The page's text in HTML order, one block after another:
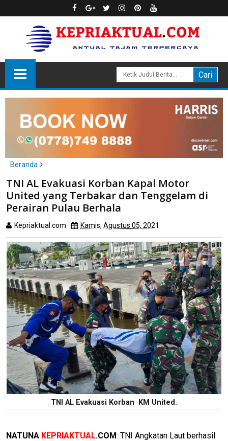
Beranda
TNI AL Evakuasi Korban Kapal Motor United yang Terbakar dan
Tenggelam di Perairan Pulau Berhala
TNI AL Evakuasi Korban Kapal Motor
United yang Terbakar dan Tenggelam di
Perairan Pulau Berhala
Kepriaktual.com Kamis, Agustus 05, 2021
TNI AL Evakuasi Korban KM United.
NATUNA KEPRIAKTUAL.COM: TNI Angkatan Laut berhasil